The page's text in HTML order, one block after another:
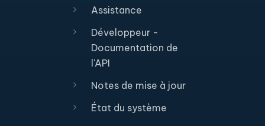
Assistance
Développeur -
Documentation de
l'API
Notes de mise à jour
État du système